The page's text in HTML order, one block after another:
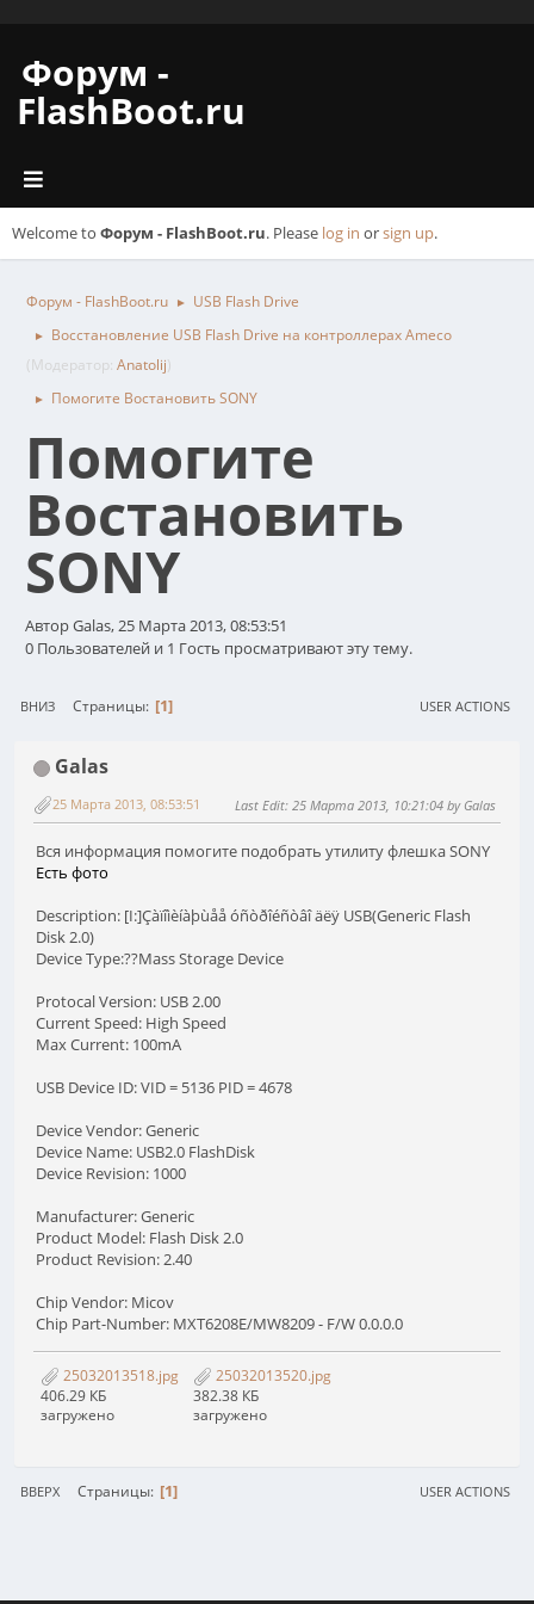
Форум -
FlashBoot.ru
Welcome to Форум - FlashBoot.ru. Please log in orsign up.
Форум - FlashBoot.ru ► USB Flash Drive
►
Восстановление USB Flash Drive на контроллерах Ameco
(Модератор: Anatolij)
► Помогите Востановить SONY
Помогите
Востановить
SONY
Автор Galas, 25 Марта 2013, 08:53:51
0 Пользователей и 1 Гость просматривают эту тему.
ВНИЗ Страницы 1 USER ACTIONS
Galas
25 Марта 2013, 08:53:51 Last Edit: 25 Марта 2013, 10:21:04 by Galas
Вся информация помогите подобрать утилиту флешка SONY
Есть фото
Description: [I:]Çàïîìèíàþùåå óñòðîéñòâî äëÿ USB(Generic Flash
Disk 2.0)
Device Type:??Mass Storage Device
Protocal Version: USB 2.00
Current Speed: High Speed
Max Current: 100mA
USB Device ID: VID = 5136 PID = 4678
Device Vendor: Generic
Device Name: USB2.0 FlashDisk
Device Revision: 1000
Manufacturer: Generic
Product Model: Flash Disk 2.0
Product Revision: 2.40
Chip Vendor: Micov
Chip Part-Number: MXT6208E/MW8209 - F/W 0.0.0.0
25032013518.jpg
406.29 КБ
загружено
25032013520.jpg
382.38 КБ
загружено
ВВЕРХ Страницы 1 USER ACTIONS